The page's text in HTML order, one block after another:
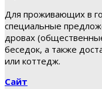
Для проживающих в
специальные
дровах
беседок, а также
или коттедж.
Сайт